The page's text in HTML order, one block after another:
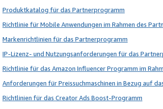
Produktkatalog für das Partnerprogramm
Richtlinie für Mobile Anwendungen im Rahmen des
Markenrichtlinien für das Partnerprogramm
IP-Lizenz- und Nutzungsanforderungen für das
Richtlinie für das Amazon Influencer Programm im
Anforderungen für Preissuchmaschinen in Bezug auf
Richtlinien für das Creator Ads Boost-Programm